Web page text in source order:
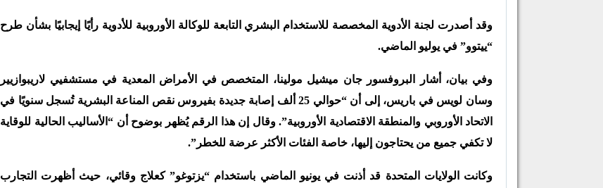
وقد أصدرت لجنة الأدوية المخصصة للاستخدام البشري التابعة للوكالة الأوروبية للأدوية رأيًا إيجابيًا بشأن طرح
“ييتوو” في يوليو الماضي.
وفي بيان، أشار البروفسور جان ميشيل مولينا، المتخصص في الأمراض المعدية في مستشفيي لاريبوازيير
وسان لويس في باريس، إلى أن “حوالي 25 ألف إصابة جديدة بفيروس نقص المناعة البشرية تُسجل سنويًا في
الاتحاد الأوروبي والمنطقة الاقتصادية الأوروبية”. وقال إن هذا الرقم يُظهر بوضوح أن “الأساليب الحالية للوقاية
لا تكفي جميع من يحتاجون إليها، خاصة الفئات الأكثر عرضة للخطر”.
وكانت الولايات المتحدة قد أذنت في يونيو الماضي باستخدام “يزتوغو” كعلاج وقائي، حيث أظهرت التجارب